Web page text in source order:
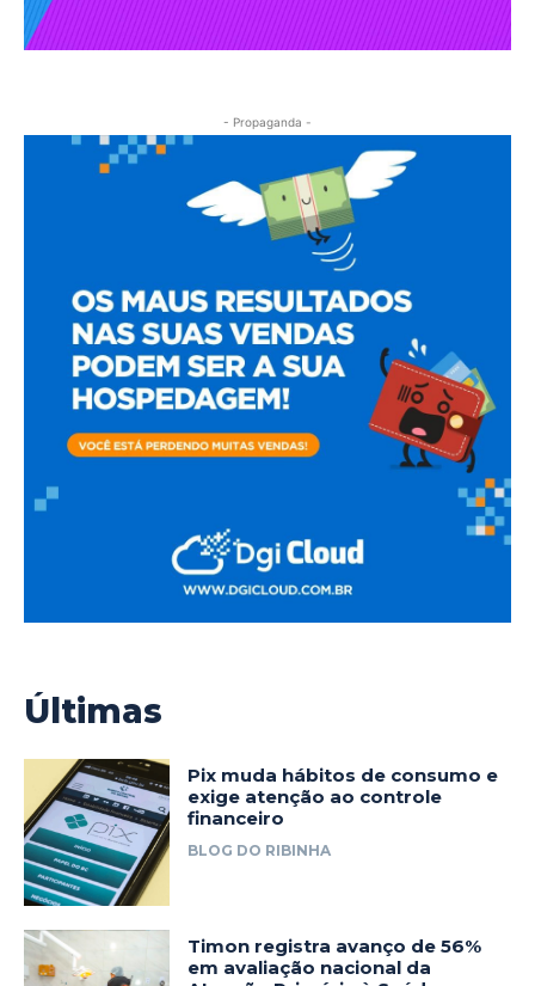
- Propaganda -
Últimas
Pix muda hábitos de consumo e
exige atenção ao controle
financeiro
BLOG DO RIBINHA
Timon registra avanço de 56%
em avaliação nacional da